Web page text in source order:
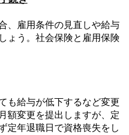
、雇用条件の見直しや給与
ょう。社会保険と雇用保険
も給与が低下するなど変更
額変更を提出しますが、定
定年退職日で資格喪失をし